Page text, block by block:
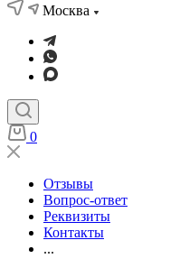
Москва
0
Отзывы
Вопрос-ответ
Реквизиты
Контакты
...